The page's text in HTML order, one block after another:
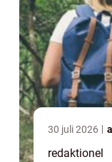
30 juli 2026
redaktionel